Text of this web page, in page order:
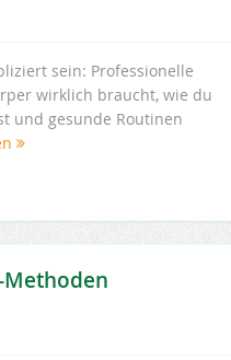
sein: Professionelle
wirklich braucht, wie du
und gesunde Routinen